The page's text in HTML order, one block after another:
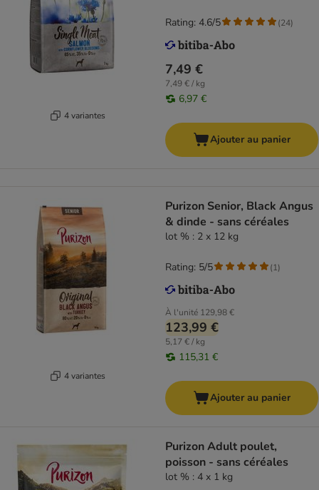
4 variantes
7,49 €
7,49 € / kg
6,97 €
Rating: 4.6/5 (24)
Ajouter au panier
4 variantes
Purizon Senior, Black Angus
& dinde - sans céréales
lot % : 2 x 12 kg
À l'unité 129,98 €
123,99 €
5,17 € / kg
115,31 €
Rating: 5/5 (1)
Ajouter au panier
Purizon Adult poulet,
poisson - sans céréales
lot % : 4 x 1 kg